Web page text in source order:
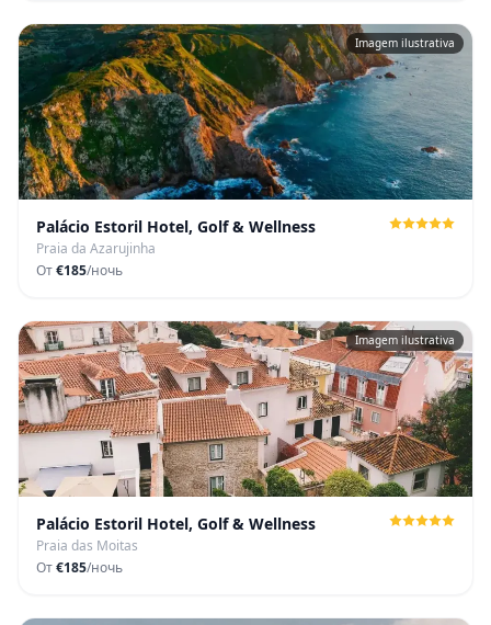
Imagem ilustrativa
Palácio Estoril Hotel, Golf & Wellness
Praia da Azarujinha
От€185/ночь
Imagem ilustrativa
Palácio Estoril Hotel, Golf & Wellness
Praia das Moitas
От€185/ночь